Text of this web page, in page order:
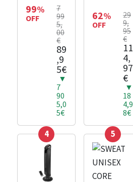
OVERSIZED
HOODED
99%
OFF
7
99
5,
00
€
89
,9
5€
▼
7
90
5,0
5€
3D SLIM
BLEU CIEL
62%
OFF
29
9,
95
€
11
4,
97
€
▼
18
4,9
8€
4 5